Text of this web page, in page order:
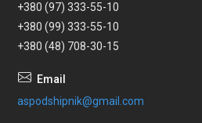
+380 (97) 333-55-10
+380 (99) 333-55-10
+380 (48) 708-30-15
aspodshipnik@gmail.com